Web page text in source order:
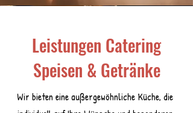
Leistungen Catering
Speisen & Getränke
Wir bieten eine außergewöhnliche Küche, die